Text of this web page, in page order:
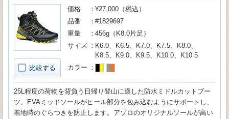
比較する
価格
¥27,000（税込）
品番
#1829697
重量
456g（K8.0片足）
サイズ
K6.0、K6.5、K7.0、K7.5、K8.0、
K8.5、K9.0、K9.5、K10.0、K10.5
カラー
25L程度の荷物を背負う日帰り登山に適した防水ミドルカットブー
ツ。EVAミッドソールがヒール部分を包み込むようにサポートし、
着地時のぐらつきを防止します。アゾロのオリジナルソールが高い